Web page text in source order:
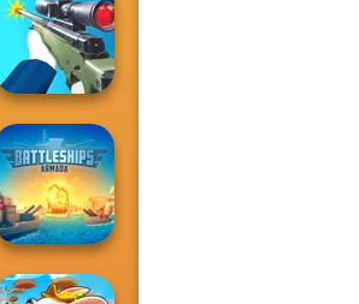
Matchstick
Puzzles
Sniper Shooter 2